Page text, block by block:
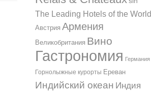
The Leading Hotels of the World
Австрия Армения
Великобритания Вино
Гастрономия Германия
Горнолыжные курорты Ереван
Индийский океан Индия